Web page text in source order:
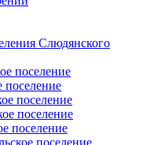
Слюдянского
поселение
поселение
поселение
поселение
поселение
поселение